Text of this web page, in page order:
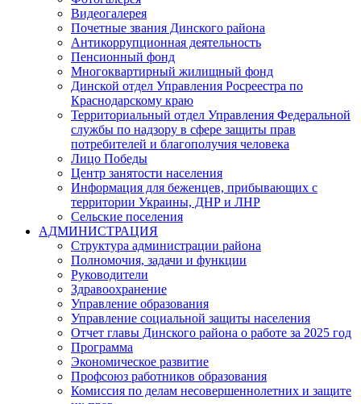
Видеогалерея
Почетные звания Динского района
Антикоррупционная деятельность
Пенсионный фонд
Многоквартирный жилищный фонд
Динской отдел Управления Росреестра по
Краснодарскому краю
Территориальный отдел Управления Федеральной
службы по надзору в сфере защиты прав
потребителей и благополучия человека
Лицо Победы
Центр занятости населения
Информация для беженцев, прибывающих с
территории Украины, ДНР и ЛНР
Сельские поселения
АДМИНИСТРАЦИЯ
Структура администрации района
Полномочия, задачи и функции
Руководители
Здравоохранение
Управление образования
Управление социальной защиты населения
Отчет главы Динского района о работе за 2025 год
Программа
Экономическое развитие
Профсоюз работников образования
Комиссия по делам несовершеннолетних и защите